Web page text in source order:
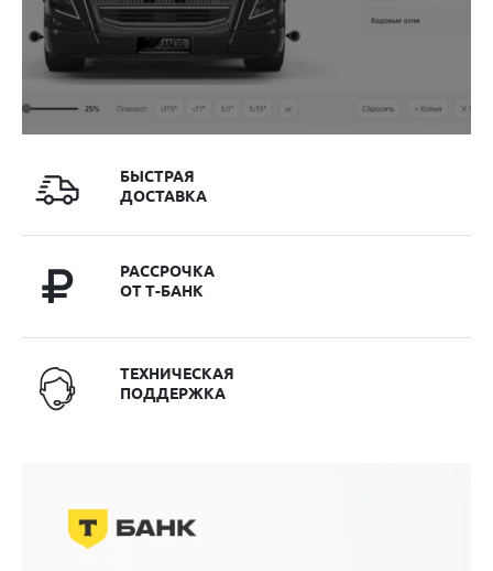
БЫСТРАЯ
ДОСТАВКА
РАССРОЧКА
ОТ Т-БАНК
ТЕХНИЧЕСКАЯ
ПОДДЕРЖКА